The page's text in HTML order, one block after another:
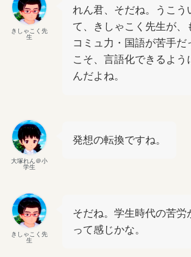
きしゃこく先
生
れん君、そだね。うこう
て、きしゃこく先生が、
コミュ力・国語が苦手だ
こそ、言語化できるよう
んだよね。
大塚れん＠小
学生
発想の転換ですね。
きしゃこく先
生
そだね。学生時代の苦労
って感じかな。